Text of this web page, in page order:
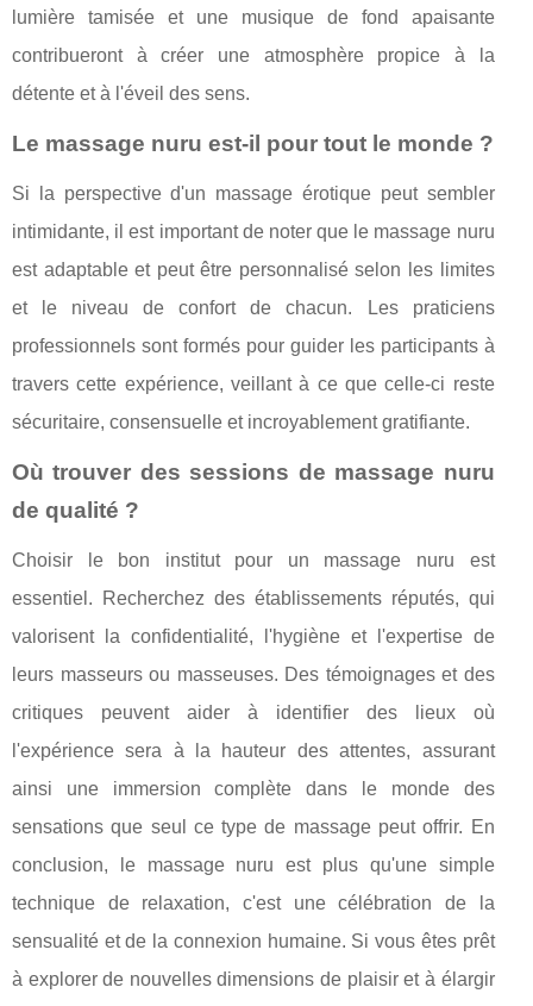
lumière tamisée et une musique de fond apaisante
contribueront à créer une atmosphère propice à la
détente et à l'éveil des sens.
Le massage nuru est-il pour tout le monde ?
Si la perspective d'un massage érotique peut sembler
intimidante, il est important de noter que le massage nuru
est adaptable et peut être personnalisé selon les limites
et le niveau de confort de chacun. Les praticiens
professionnels sont formés pour guider les participants à
travers cette expérience, veillant à ce que celle-ci reste
sécuritaire, consensuelle et incroyablement gratifiante.
Où trouver des sessions de massage nuru
de qualité ?
Choisir le bon institut pour un massage nuru est
essentiel. Recherchez des établissements réputés, qui
valorisent la confidentialité, l'hygiène et l'expertise de
leurs masseurs ou masseuses. Des témoignages et des
critiques peuvent aider à identifier des lieux où
l'expérience sera à la hauteur des attentes, assurant
ainsi une immersion complète dans le monde des
sensations que seul ce type de massage peut offrir. En
conclusion, le massage nuru est plus qu'une simple
technique de relaxation, c'est une célébration de la
sensualité et de la connexion humaine. Si vous êtes prêt
à explorer de nouvelles dimensions de plaisir et à élargir